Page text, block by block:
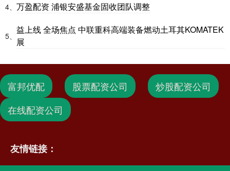
4、 万盈配资 浦银安盛基金固收团队调整
5、
益上线 全场焦点 中联重科高端装备燃动土耳其KOMATEK
展
富邦优配 股票配资公司
炒股配资公司
在线配资公司
友情链接：